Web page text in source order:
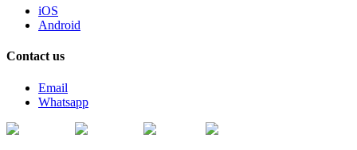
iOS
Android
Contact us
Email
Whatsapp